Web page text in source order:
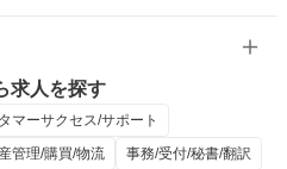
求人を探す
マーサクセス/サポート
管理/購買/物流
事務/受付/秘書/翻訳